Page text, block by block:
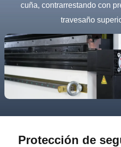
cuña, contrarrestando con
travesaño
Protección de